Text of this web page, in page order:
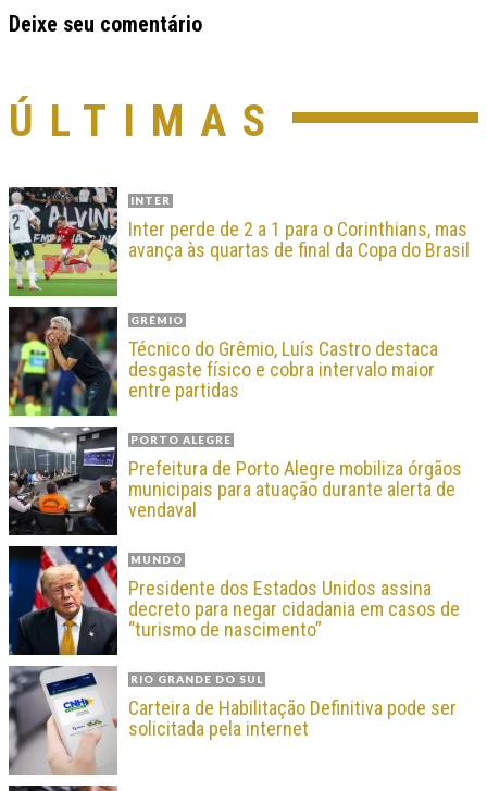
Deixe seu comentário
ÚLTIMAS
INTER
Inter perde de 2 a 1 para o Corinthians, mas
avança às quartas de final da Copa do Brasil
GRÊMIO
Técnico do Grêmio, Luís Castro destaca
desgaste físico e cobra intervalo maior
entre partidas
PORTO ALEGRE
Prefeitura de Porto Alegre mobiliza órgãos
municipais para atuação durante alerta de
vendaval
MUNDO
Presidente dos Estados Unidos assina
decreto para negar cidadania em casos de
“turismo de nascimento”
RIO GRANDE DO SUL
Carteira de Habilitação Definitiva pode ser
solicitada pela internet